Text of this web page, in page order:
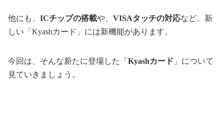
他にも、 ICチップの搭載や、 VISAタッチの対応など、新
しい「Kyashカード」には新機能があります。
今回は、そんな新たに登場した「 Kyashカード 」について
見ていきましょう。